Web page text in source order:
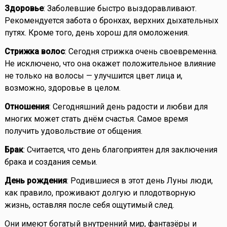
Здоровье: Заболевшие быстро выздоравливают.
Рекомендуется забота о бронхах, верхних дыхательных
путях. Кроме того, день хорош для омоложения.
Стрижка волос: Сегодня стрижка очень своевременна.
Не исключено, что она окажет положительное влияние
не только на волосы — улучшится цвет лица и,
возможно, здоровье в целом.
Отношения: Сегодняшний день радости и любви для
многих может стать днём счастья. Самое время
получить удовольствие от общения.
Брак: Считается, что день благоприятен для заключения
брака и создания семьи.
День рождения: Родившиеся в этот день Луны люди,
как правило, проживают долгую и плодотворную
жизнь, оставляя после себя ощутимый след.
Они имеют богатый внутренний мир, фантазёры и